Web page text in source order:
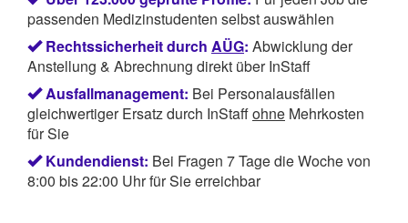
passenden Medizinstudenten selbst auswählen
Rechtssicherheit durch AÜG: Abwicklung der
Anstellung & Abrechnung direkt über InStaff
Ausfallmanagement: Bei Personalausfällen
gleichwertiger Ersatz durch InStaffohne Mehrkosten
für Sie
Kundendienst: Bei Fragen 7 Tage die Woche von
8:00 bis 22:00 Uhr für Sie erreichbar